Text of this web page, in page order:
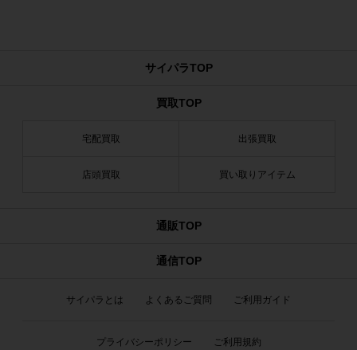
サイパラTOP
買取TOP
宅配買取 出張買取
店頭買取 買い取りアイテム
通販TOP
通信TOP
サイパラとは よくあるご質問 ご利用ガイド
プライバシーポリシー ご利用規約